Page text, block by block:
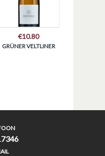
€10.80
GRÜNER VELTLINER